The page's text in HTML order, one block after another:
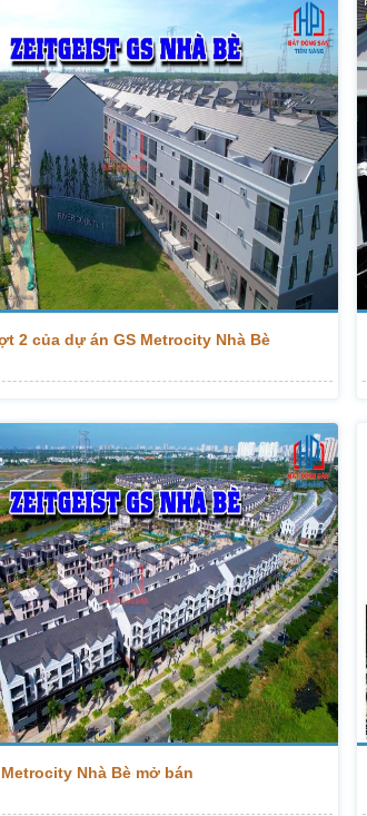
2 của dự án GS Metrocity Nhà Bè
Nhà Bè mở bán